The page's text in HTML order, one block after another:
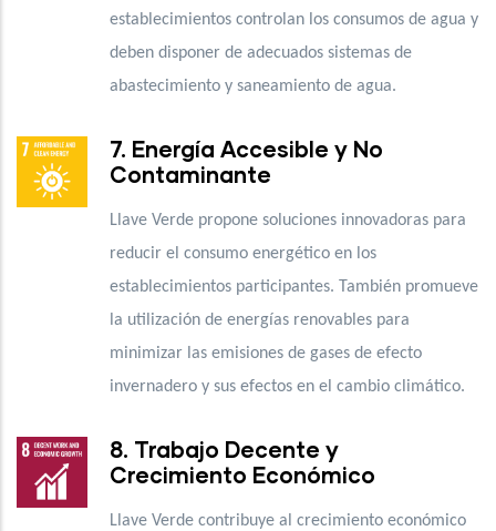
establecimientos controlan los consumos de agua y
deben disponer de adecuados sistemas de
abastecimiento y saneamiento de agua.
7. Energía Accesible y No
Contaminante
Llave Verde propone soluciones innovadoras para
reducir el consumo energético en los
establecimientos participantes. También promueve
la utilización de energías renovables para
minimizar las emisiones de gases de efecto
invernadero y sus efectos en el cambio climático.
8. Trabajo Decente y
Crecimiento Económico
Llave Verde contribuye al crecimiento económico